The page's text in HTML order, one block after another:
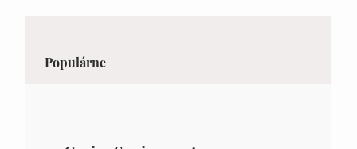
Populárne